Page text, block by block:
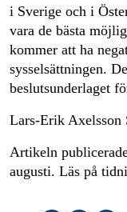
i Sverige och i
vara de bästa
kommer att ha
sysselsättningen.
beslutsunderlaget
Lars-Erik Axelsson
Artikeln
augusti. Läs på